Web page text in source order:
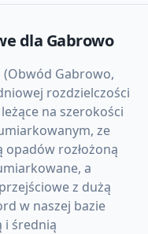
dla Gabrowo
Gabrowo,
rozdzielczości
na szerokości
ze
rozłożoną
a
z dużą
w naszej bazie
i średnią